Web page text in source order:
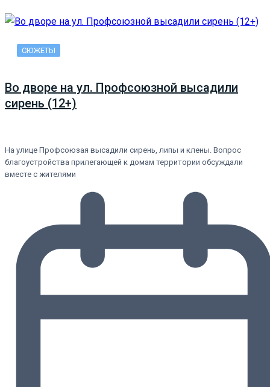
СЮЖЕТЫ
Во дворе на ул. Профсоюзной высадили
сирень (12+)
На улице Профсоюзая высадили сирень, липы и клены. Вопрос
благоустройства прилегающей к домам территории обсуждали
вместе с жителями